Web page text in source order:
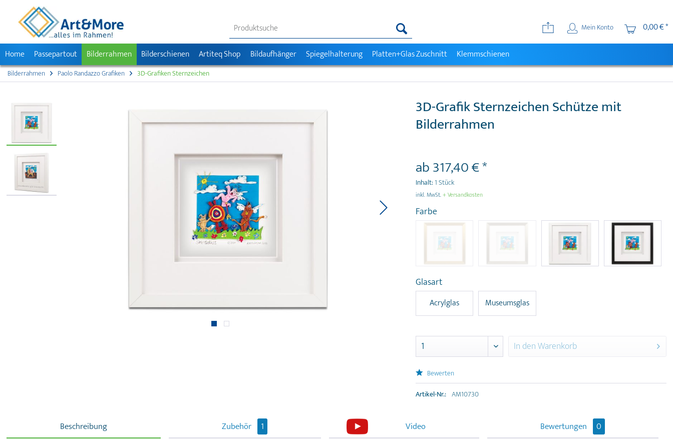
Mein Konto
0,00 € *
Home
Passepartout Bilderrahmen Bilderschienen Artiteq Shop Bildaufhänger Spiegelhalterung Platten+Glas Zuschnitt Klemmschienen
Bilderrahmen Paolo Randazzo Grafiken 3D-Grafiken Sternzeichen
3D-Grafik Sternzeichen Schütze mit
Bilderrahmen
ab 317,40 € *
Inhalt:1 Stück
inkl. MwSt.+ Versandkosten
Farbe
Glasart
Acrylglas Museumsglas
In denWarenkorb
Bewerten
Artikel-Nr.: AM10730
Beschreibung Zubehör 1 Video Bewertungen 0